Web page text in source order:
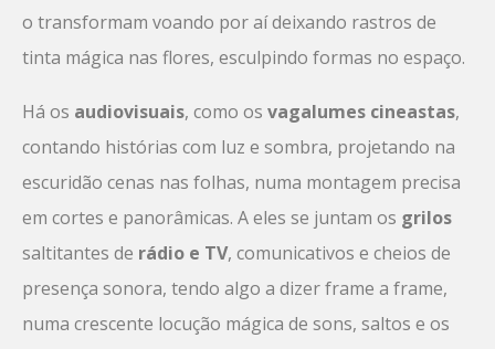
o transformam voando por aí deixando rastros de
tinta mágica nas flores, esculpindo formas no espaço.
Há os audiovisuais, como os vagalumes cineastas,
contando histórias com luz e sombra, projetando na
escuridão cenas nas folhas, numa montagem precisa
em cortes e panorâmicas. A eles se juntam os grilos
saltitantes de rádio e TV, comunicativos e cheios de
presença sonora, tendo algo a dizer frame a frame,
numa crescente locução mágica de sons, saltos e os